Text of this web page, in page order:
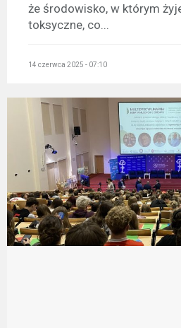
że środowisko, w którym
toksyczne, co...
14 czerwca 2025 - 07:10